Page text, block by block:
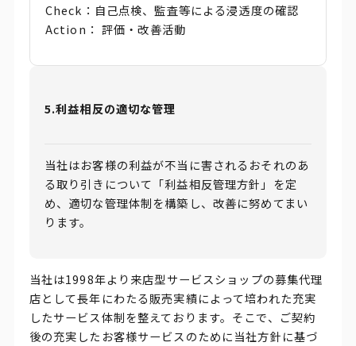
Check：自己点検、監査等による浸透度の確認
Action： 評価・改善活動
5.利益相反の適切な管理
当社はお客様の利益が不当に害されるおそれのあ
る取り引きについて「利益相反管理方針」を定
め、適切な管理体制を構築し、改善に努めてまい
ります。
当社は1998年より来店型サービスショップの募集代理
店として長年にわたる販売実績によって培われた充実
したサービス体制を整えております。そこで、ご契約
後の充実したお客様サービスのために当社方針に基づ